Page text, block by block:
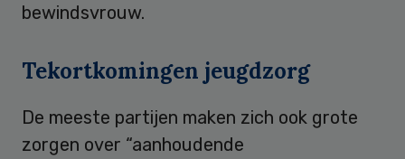
bewindsvrouw.
Tekortkomingen jeugdzorg
De meeste partijen maken zich ook grote
zorgen over “aanhoudende